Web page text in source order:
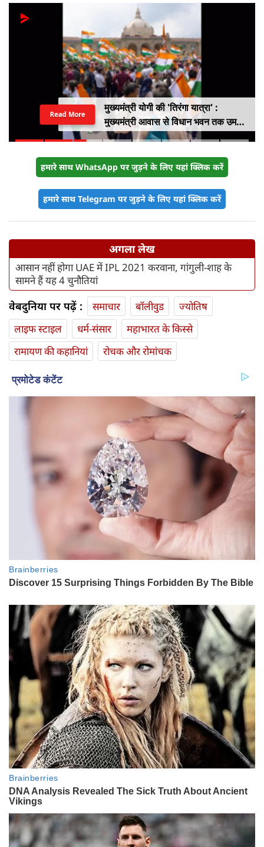
मुख्यमंत्री योगी की 'तिरंगा यात्रा' :
मुख्यमंत्री आवास से विधान भवन तक उमड़ा
युवाओं का सैलाब
Read More
हमारे साथ WhatsApp पर जुड़ने के लिए यहां क्लिक करें
हमारे साथ Telegram पर जुड़ने के लिए यहां क्लिक करें
अगला लेख
आसान नहीं होगा UAE में IPL 2021 करवाना, गांगुली-शाह के
सामने हैं यह 4 चुनौतियां
वेबदुनिया पर पढ़ें : समाचार बॉलीवुड
ज्योतिष
लाइफ स्‍टाइल
धर्म-संसार
महाभारत के किस्से
रामायण की कहानियां
रोचक और रोमांचक